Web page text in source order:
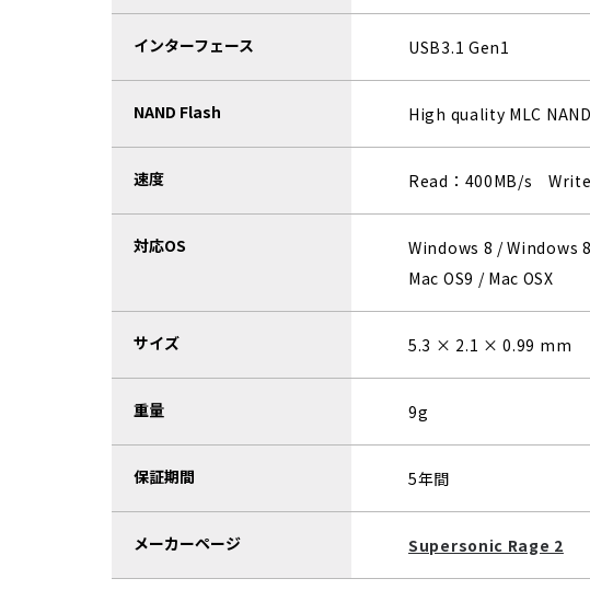
インターフェース USB3.1 Gen1
NAND Flash High quality MLC NAND
速度 Read：400MB/s
対応OS
Windows 8 / Windows
Mac OS9 / Mac OSX
サイズ 5.3 × 2.1 × 0.99 mm
重量 9g
保証期間 5年間
メーカーページ Supersonic Rage 2